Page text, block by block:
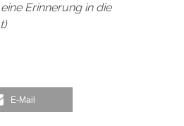
Erinnerung in die
E-Mail